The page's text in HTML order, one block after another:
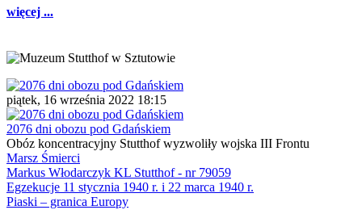
więcej ...
piątek, 16 września 2022 18:15
2076 dni obozu pod Gdańskiem
Obóz koncentracyjny Stutthof wyzwoliły wojska III Frontu
Marsz Śmierci
Markus Włodarczyk KL Stutthof - nr 79059
Egzekucje 11 stycznia 1940 r. i 22 marca 1940 r.
Piaski – granica Europy